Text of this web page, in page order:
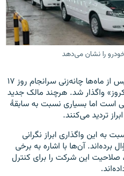
را نشان می‌دهد
مالکیت شرکت ایران‌خودرو پس از ماه‌ها چانه‌زنی سرانجام روز ۱۷
واگذار شد. هرچند مالک جدید
است اما بسیاری نسبت به سابقهٔ
تردید می‌کنند.
به این واگذاری ابراز نگرانی
برده‌اند. آن‌ها با اشاره به برخی
این شرکت را برای کنترل